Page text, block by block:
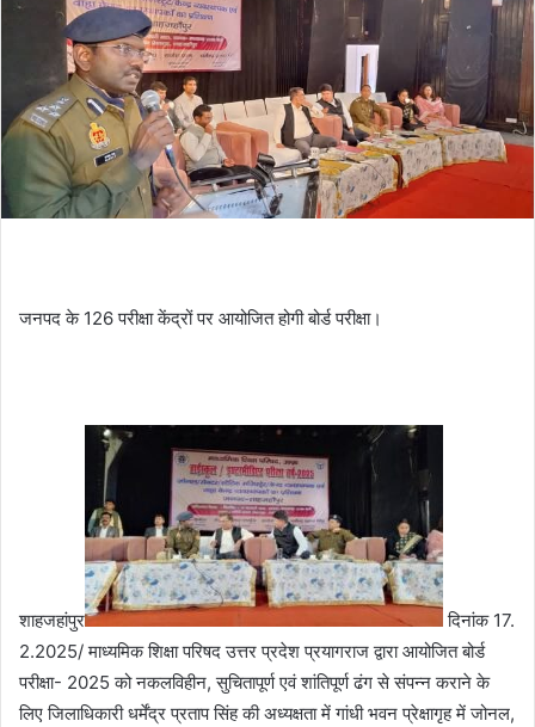
a
i
l
जनपद के 126 परीक्षा केंद्रों पर आयोजित होगी बोर्ड परीक्षा।
शाहजहांपुर
दिनांक 17.
2.2025/ माध्यमिक शिक्षा परिषद उत्तर प्रदेश प्रयागराज द्वारा आयोजित बोर्ड
परीक्षा- 2025 को नकलविहीन, सुचितापूर्ण एवं शांतिपूर्ण ढंग से संपन्न कराने के
लिए जिलाधिकारी धर्मेंद्र प्रताप सिंह की अध्यक्षता में गांधी भवन प्रेक्षागृह में जोनल,